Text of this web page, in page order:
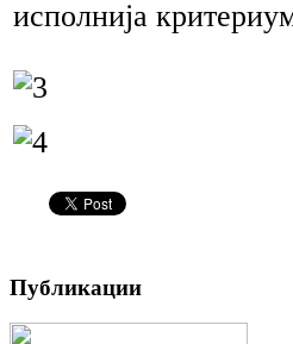
исполнија
Публикации